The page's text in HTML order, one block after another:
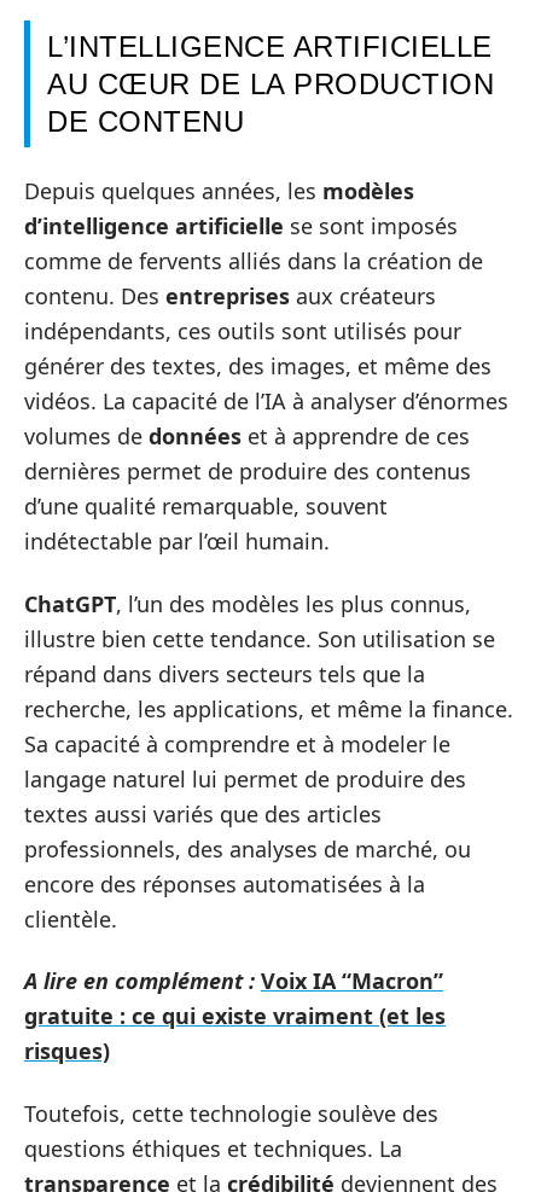
L’INTELLIGENCE ARTIFICIELLE
AU CŒUR DE LA PRODUCTION
DE CONTENU
Depuis quelques années, les modèles
d’intelligence artificielle se sont imposés
comme de fervents alliés dans la création de
contenu. Des entreprises aux créateurs
indépendants, ces outils sont utilisés pour
générer des textes, des images, et même des
vidéos. La capacité de l’IA à analyser d’énormes
volumes de données et à apprendre de ces
dernières permet de produire des contenus
d’une qualité remarquable, souvent
indétectable par l’œil humain.
ChatGPT, l’un des modèles les plus connus,
illustre bien cette tendance. Son utilisation se
répand dans divers secteurs tels que la
recherche, les applications, et même la finance.
Sa capacité à comprendre et à modeler le
langage naturel lui permet de produire des
textes aussi variés que des articles
professionnels, des analyses de marché, ou
encore des réponses automatisées à la
clientèle.
A lire en complément : Voix IA “Macron”
gratuite : ce qui existe vraiment (et les
risques)
Toutefois, cette technologie soulève des
questions éthiques et techniques. La
transparence et la crédibilité deviennent des